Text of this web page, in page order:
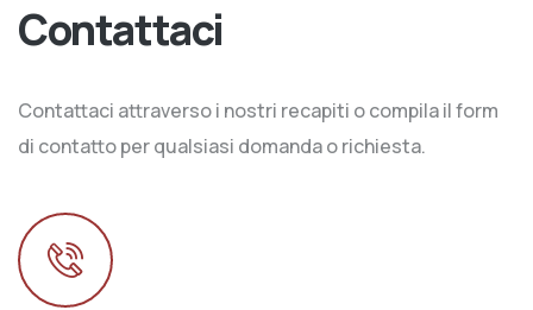
Contattaci
Contattaci attraverso i nostri recapiti o compila il form
di contatto per qualsiasi domanda o richiesta.